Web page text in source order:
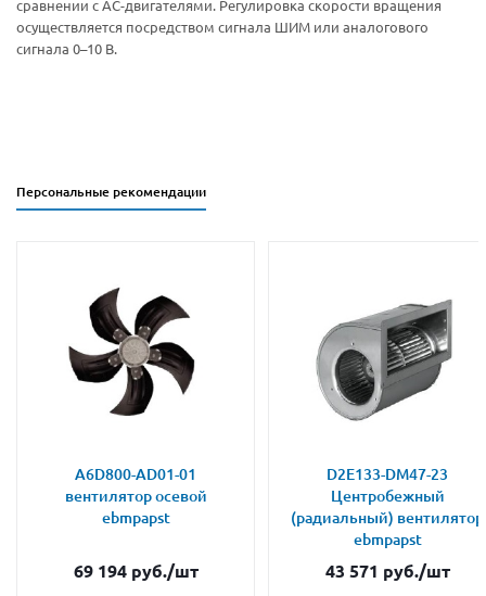
сравнении с АС-двигателями. Регулировка скорости вращения
осуществляется посредством сигнала ШИМ или аналогового
сигнала 0–10 В.
Персональные рекомендации
A6D800-AD01-01
вентилятор осевой
ebmpapst
69 194руб./шт
D2E133-DM47-23
Центробежный
(радиальный) вентилятор
ebmpapst
43 571 руб./шт